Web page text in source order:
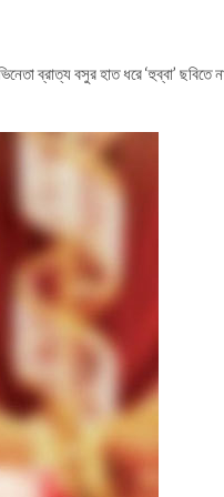
ব্রাত্য বসুর হাত ধরে ‘হুব্বা’ ছবিতে